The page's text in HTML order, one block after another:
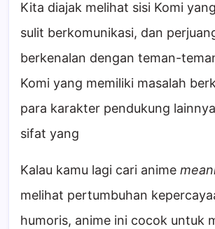
Kita diajak melihat sisi Komi
sulit berkomunikasi, dan
berkenalan dengan teman-
Komi yang memiliki masalah
para karakter pendukung
sifat yang
Kalau kamu lagi cari anime
melihat pertumbuhan
humoris, anime ini cocok untuk